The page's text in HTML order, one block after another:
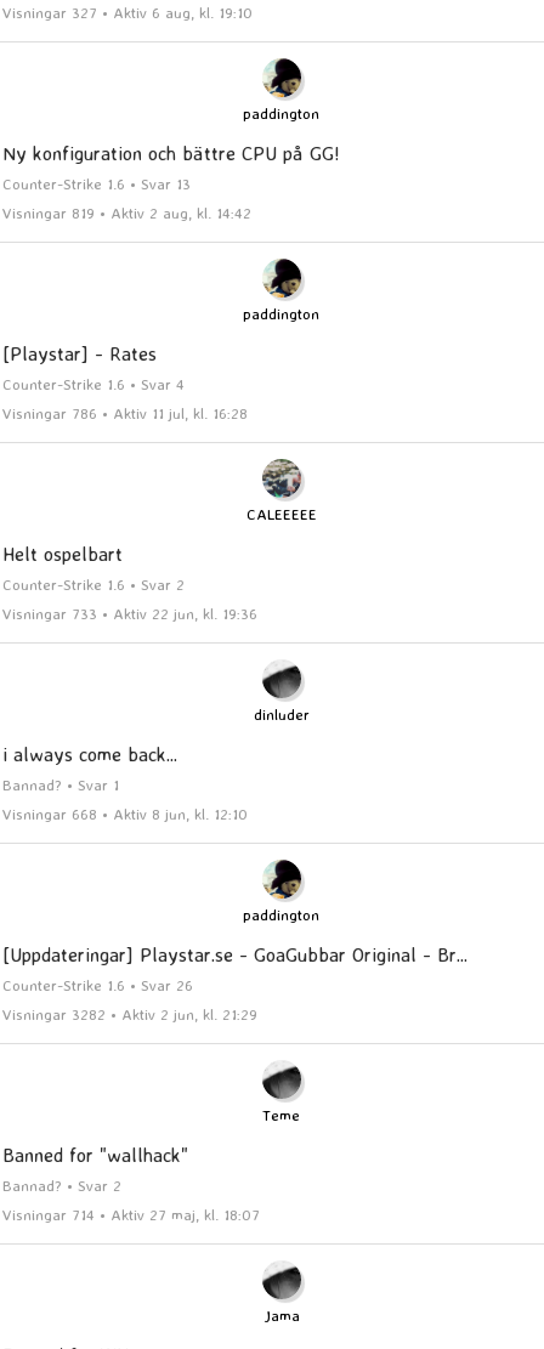
Visningar 327 • Aktiv 6 aug, kl. 19:10
paddington
Ny konfiguration och bättre CPU på GG!
Counter-Strike 1.6 • Svar 13
Visningar 819 • Aktiv 2 aug, kl. 14:42
paddington
[Playstar] - Rates
Counter-Strike 1.6 • Svar 4
Visningar 786 • Aktiv 11 jul, kl. 16:28
CALEEEEE
Helt ospelbart
Counter-Strike 1.6 • Svar 2
Visningar 733 • Aktiv 22 jun, kl. 19:36
dinluder
i always come back...
Bannad? • Svar 1
Visningar 668 • Aktiv 8 jun, kl. 12:10
paddington
[Uppdateringar] Playstar.se - GoaGubbar Original - Br...
Counter-Strike 1.6 • Svar 26
Visningar 3282 • Aktiv 2 jun, kl. 21:29
Teme
Banned for "wallhack"
Bannad? • Svar 2
Visningar 714 • Aktiv 27 maj, kl. 18:07
Jama